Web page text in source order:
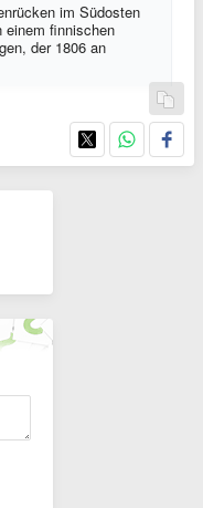
im Südosten
einem finnischen
der 1806 an